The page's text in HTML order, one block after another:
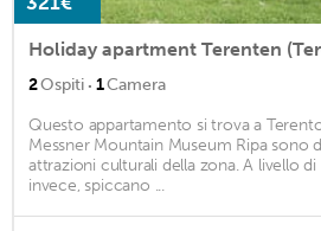
2Ospiti · 1Camera
Questo appartamento si trova a
Messner Mountain Museum Ripa sono
attrazioni culturali della zona. A livello
invece, spiccano ...